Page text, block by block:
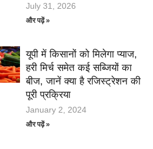
July 31, 2026
और पढ़ें »
यूपी में किसानों को मिलेगा प्याज,
हरी मिर्च समेत कई सब्जियों का
बीज, जानें क्या है रजिस्ट्रेशन की
पूरी प्रक्रिया
January 2, 2024
और पढ़ें »